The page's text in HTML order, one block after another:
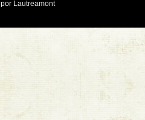
por Lautreamont